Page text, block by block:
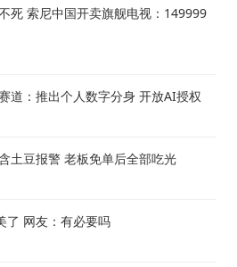
死 索尼中国开卖旗舰电视：149999
道：推出个人数字分身 开放AI授权
土豆报警 老板免单后全部吃光
了 网友：有必要吗